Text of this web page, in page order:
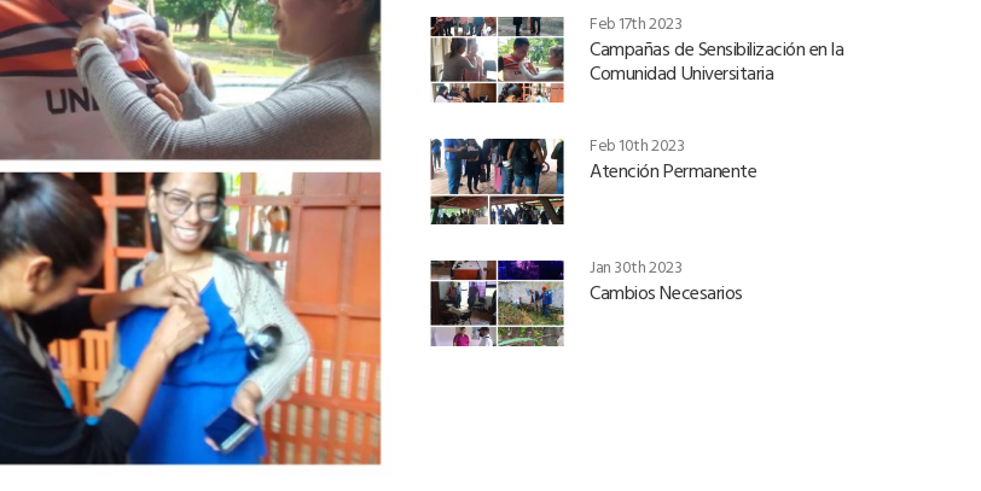
Feb 17th 2023
Campañas de Sensibilización en la
Comunidad Universitaria
Feb 10th 2023
Atención Permanente
Jan 30th 2023
Cambios Necesarios